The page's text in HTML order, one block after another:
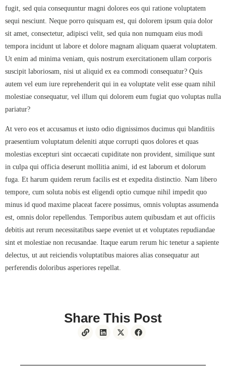
fugit, sed quia consequuntur magni dolores eos qui ratione voluptatem
sequi nesciunt. Neque porro quisquam est, qui dolorem ipsum quia dolor
sit amet, consectetur, adipisci velit, sed quia non numquam eius modi
tempora incidunt ut labore et dolore magnam aliquam quaerat voluptatem.
Ut enim ad minima veniam, quis nostrum exercitationem ullam corporis
suscipit laboriosam, nisi ut aliquid ex ea commodi consequatur? Quis
autem vel eum iure reprehenderit qui in ea voluptate velit esse quam nihil
molestiae consequatur, vel illum qui dolorem eum fugiat quo voluptas nulla
pariatur?
At vero eos et accusamus et iusto odio dignissimos ducimus qui blanditiis
praesentium voluptatum deleniti atque corrupti quos dolores et quas
molestias excepturi sint occaecati cupiditate non provident, similique sunt
in culpa qui officia deserunt mollitia animi, id est laborum et dolorum
fuga. Et harum quidem rerum facilis est et expedita distinctio. Nam libero
tempore, cum soluta nobis est eligendi optio cumque nihil impedit quo
minus id quod maxime placeat facere possimus, omnis voluptas assumenda
est, omnis dolor repellendus. Temporibus autem quibusdam et aut officiis
debitis aut rerum necessitatibus saepe eveniet ut et voluptates repudiandae
sint et molestiae non recusandae. Itaque earum rerum hic tenetur a sapiente
delectus, ut aut reiciendis voluptatibus maiores alias consequatur aut
perferendis doloribus asperiores repellat.
Share This Post